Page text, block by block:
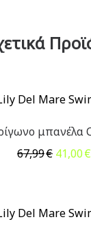
μπανέλα
67,99€ Original
41,00€